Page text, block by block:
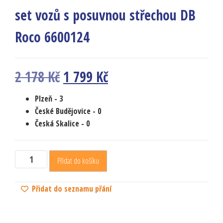
set vozů s posuvnou střechou DB
Roco 6600124
2 178Kč 1 799 Kč
Plzeň - 3
České Budějovice - 0
Česká Skalice - 0
Přidat do košíku
Přidat do seznamu přání